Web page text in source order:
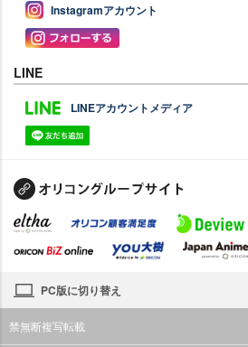
Instagramアカウント
LINE
LINEアカウントメディア
PC版に切り替え
禁無断複写転載